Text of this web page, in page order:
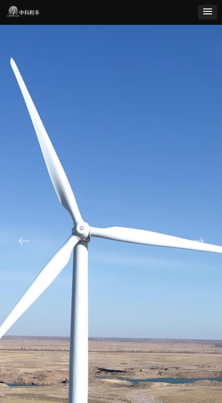
无人机风机叶片巡检
精准 高效 易用
ꂃ ꁹ